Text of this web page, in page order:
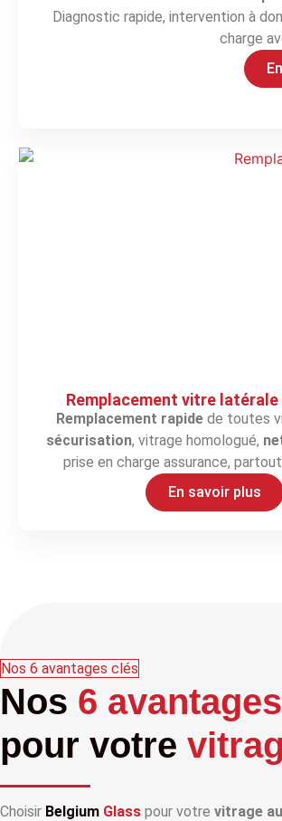
Diagnostic rapide, intervention à
charge
Remplacement vitre
Remplacement rapide de toutes
sécurisation, vitrage homologué,
prise en charge assurance,
En savoir plus
Nos 6 avantages clés
Nos 6
pour votre
Choisir Belgium Glass pour votre vitrage